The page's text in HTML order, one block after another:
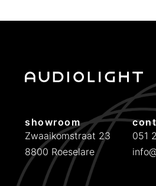
showroom
Zwaaikomstraat 23
8800 Roeselare
051